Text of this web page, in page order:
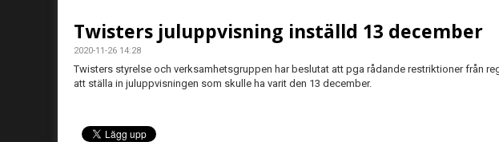
Twisters juluppvisning inställd 13 december
2020-11-26 14:28
Twisters styrelse och verksamhetsgruppen har beslutat att pga rådande restriktioner från
att ställa in juluppvisningen som skulle ha varit den 13 december.